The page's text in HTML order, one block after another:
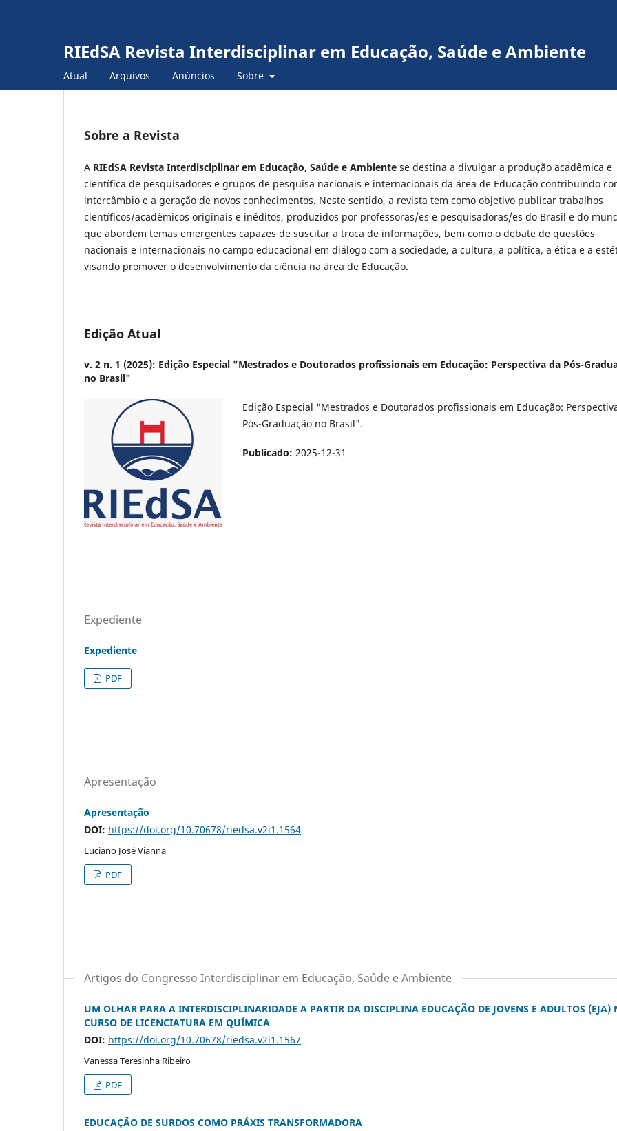
RIEdSA Revista Interdisciplinar em Educação, Saúde e Ambiente
Atual Arquivos Anúncios Sobre
Sobre a Revista
A RIEdSA Revista Interdisciplinar em Educação, Saúde e Ambiente se destina a divulgar a produção acadêmica e
científica de pesquisadores e grupos de pesquisa nacionais e internacionais da área de Educação contribuindo
intercâmbio e a geração de novos conhecimentos. Neste sentido, a revista tem como objetivo publicar trabalhos
científicos/acadêmicos originais e inéditos, produzidos por professoras/es e pesquisadoras/es do Brasil e do
que abordem temas emergentes capazes de suscitar a troca de informações, bem como o debate de questões
nacionais e internacionais no campo educacional em diálogo com a sociedade, a cultura, a política, a ética e a
visando promover o desenvolvimento da ciência na área de Educação.
Edição Atual
v. 2 n. 1 (2025): Edição Especial "Mestrados e Doutorados profissionais em Educação: Perspectiva da Pós-
no Brasil"
Edição Especial "Mestrados e Doutorados profissionais em Educação:
Pós-Graduação no Brasil".
Publicado: 2025-12-31
Expediente
Expediente
PDF
Apresentação
Apresentação
DOI: https://doi.org/10.70678/riedsa.v2i1.1564
Luciano José Vianna
PDF
Artigos do Congresso Interdisciplinar em Educação, Saúde e Ambiente
UM OLHAR PARA A INTERDISCIPLINARIDADE A PARTIR DA DISCIPLINA EDUCAÇÃO DE JOVENS E ADULTOS (EJA)
CURSO DE LICENCIATURA EM QUÍMICA
DOI: https://doi.org/10.70678/riedsa.v2i1.1567
Vanessa Teresinha Ribeiro
PDF
EDUCAÇÃO DE SURDOS COMO PRÁXIS TRANSFORMADORA